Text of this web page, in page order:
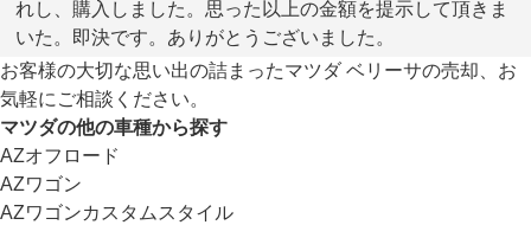
れし、購入しました。思った以上の金額を提示して頂きま
いた。即決です。ありがとうございました。
お客様の大切な思い出の詰まったマツダ ベリーサの売却、お
気軽にご相談ください。
マツダの他の車種から探す
AZオフロード
AZワゴン
AZワゴンカスタムスタイル